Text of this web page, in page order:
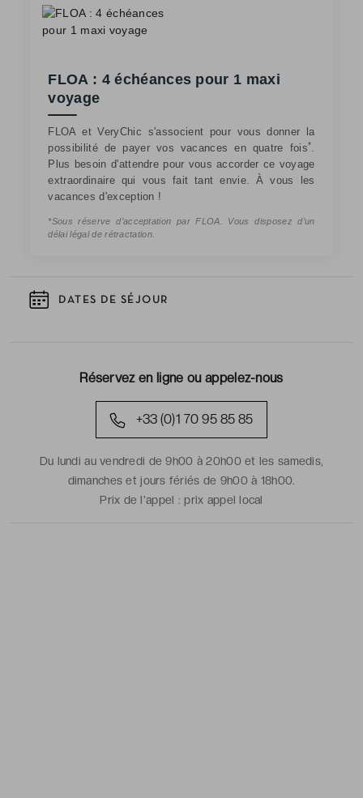
DATES DE SÉJOUR
Réservez en ligne ou appelez-nous
+33 (0)1 70 95 85 85
Du lundi au vendredi de 9h00 à 20h00 et les samedis,
dimanches et jours fériés de 9h00 à 18h00.
Prix de l'appel :prix appel local
FLOA : 4 échéances pour 1 maxi
voyage
FLOA et VeryChic s'associent pour vous donner la
possibilité de payer vos vacances en quatre fois*.
Plus besoin d'attendre pour vous accorder ce voyage
extraordinaire qui vous fait tant envie. À vous les
vacances d'exception !
*Sous réserve d’acceptation par FLOA. Vous disposez d’un
délai légal de rétractation.